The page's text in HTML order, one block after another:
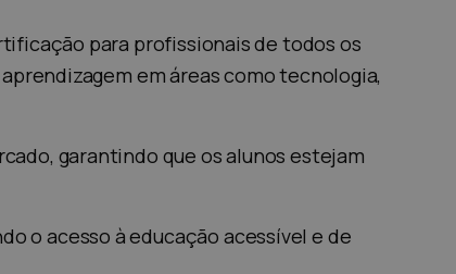
para profissionais de todos os
em áreas como tecnologia,
garantindo que os alunos estejam
o acesso à educação acessível e de